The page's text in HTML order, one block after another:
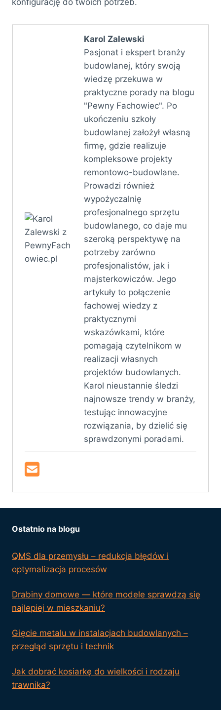
Karol Zalewski
Pasjonat i ekspert branży
budowlanej, który swoją
wiedzę przekuwa w
praktyczne porady na blogu
"Pewny Fachowiec". Po
ukończeniu szkoły
budowlanej założył własną
firmę, gdzie realizuje
kompleksowe projekty
remontowo-budowlane.
Prowadzi również
wypożyczalnię
profesjonalnego sprzętu
budowlanego, co daje mu
szeroką perspektywę na
potrzeby zarówno
profesjonalistów, jak i
majsterkowiczów. Jego
artykuły to połączenie
fachowej wiedzy z
praktycznymi
wskazówkami, które
pomagają czytelnikom w
realizacji własnych
projektów budowlanych.
Karol nieustannie śledzi
najnowsze trendy w branży,
testując innowacyjne
rozwiązania, by dzielić się
sprawdzonymi poradami.
Ostatnio na blogu
QMS dla przemysłu – redukcja błędów i
optymalizacja procesów
Drabiny domowe — które modele sprawdzą się
najlepiej w mieszkaniu?
Gięcie metalu w instalacjach budowlanych –
przegląd sprzętu i technik
Jak dobrać kosiarkę do wielkości i rodzaju
trawnika?